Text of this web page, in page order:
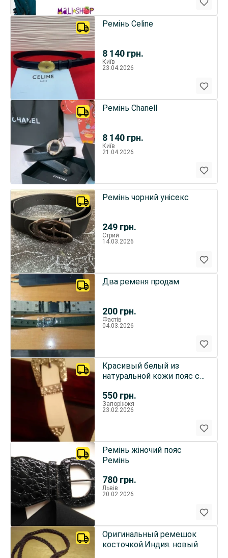
8 140 грн.
Ремінь Celine
Київ
23.04.2026
8 140 грн.
Ремінь Chanell
Київ
21.04.2026
249 грн.
Ремінь чорний унісекс
Стрий
14.03.2026
200 грн.
Два ременя продам
Фастів
04.03.2026
550 грн.
Красивый белый из
натуральной кожи пояс с
Запоріжжя
23.02.2026
780 грн.
Ремінь жіночий пояс
Ремінь
Львів
20.02.2026
Оригинальный ремешок
косточкой.Индия. новый